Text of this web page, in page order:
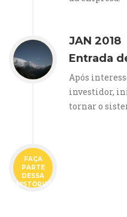
JAN 2018
Entrada
Após
investidor,
tornar o
FAÇA
PARTE
DESSA
HISTÓRIA!